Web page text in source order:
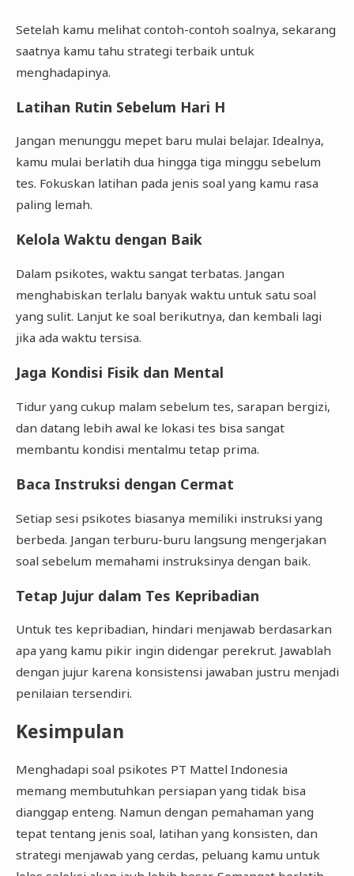
Setelah kamu melihat contoh-contoh soalnya, sekarang
saatnya kamu tahu strategi terbaik untuk
menghadapinya.
Latihan Rutin Sebelum Hari H
Jangan menunggu mepet baru mulai belajar. Idealnya,
kamu mulai berlatih dua hingga tiga minggu sebelum
tes. Fokuskan latihan pada jenis soal yang kamu rasa
paling lemah.
Kelola Waktu dengan Baik
Dalam psikotes, waktu sangat terbatas. Jangan
menghabiskan terlalu banyak waktu untuk satu soal
yang sulit. Lanjut ke soal berikutnya, dan kembali lagi
jika ada waktu tersisa.
Jaga Kondisi Fisik dan Mental
Tidur yang cukup malam sebelum tes, sarapan bergizi,
dan datang lebih awal ke lokasi tes bisa sangat
membantu kondisi mentalmu tetap prima.
Baca Instruksi dengan Cermat
Setiap sesi psikotes biasanya memiliki instruksi yang
berbeda. Jangan terburu-buru langsung mengerjakan
soal sebelum memahami instruksinya dengan baik.
Tetap Jujur dalam Tes Kepribadian
Untuk tes kepribadian, hindari menjawab berdasarkan
apa yang kamu pikir ingin didengar perekrut. Jawablah
dengan jujur karena konsistensi jawaban justru menjadi
penilaian tersendiri.
Kesimpulan
Menghadapi soal psikotes PT Mattel Indonesia
memang membutuhkan persiapan yang tidak bisa
dianggap enteng. Namun dengan pemahaman yang
tepat tentang jenis soal, latihan yang konsisten, dan
strategi menjawab yang cerdas, peluang kamu untuk